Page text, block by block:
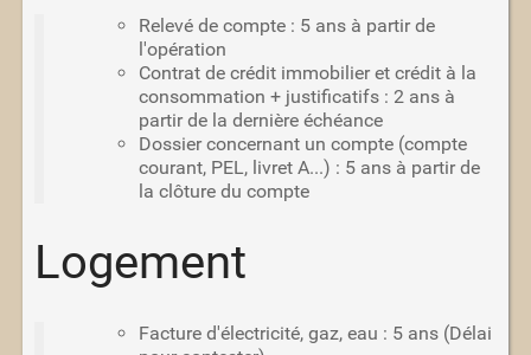
Relevé de compte : 5 ans à partir de
l'opération
Contrat de crédit immobilier et crédit à la
consommation + justificatifs : 2 ans à
partir de la dernière échéance
Dossier concernant un compte (compte
courant, PEL, livret A...) : 5 ans à partir de
la clôture du compte
Logement
Facture d'électricité, gaz, eau : 5 ans (Délai